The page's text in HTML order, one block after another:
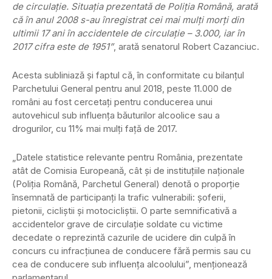
de circulaţie. Situaţia prezentată de Poliţia Română, arată
că în anul 2008 s-au înregistrat cei mai mulţi morţi din
ultimii 17 ani în accidentele de circulaţie – 3.000, iar în
2017 cifra este de 1951”, arată senatorul Robert Cazanciuc.
Acesta subliniază şi faptul că, în conformitate cu bilanţul
Parchetului General pentru anul 2018, peste 11.000 de
români au fost cercetaţi pentru conducerea unui
autovehicul sub influenţa băuturilor alcoolice sau a
drogurilor, cu 11% mai mulţi faţă de 2017.
„Datele statistice relevante pentru România, prezentate
atât de Comisia Europeană, cât şi de instituţiile naţionale
(Poliţia Română, Parchetul General) denotă o proporţie
însemnată de participanţi la trafic vulnerabili: şoferii,
pietonii, cicliştii şi motocicliştii. O parte semnificativă a
accidentelor grave de circulaţie soldate cu victime
decedate o reprezintă cazurile de ucidere din culpă în
concurs cu infracţiunea de conducere fără permis sau cu
cea de conducere sub influenţa alcoolului”, menţionează